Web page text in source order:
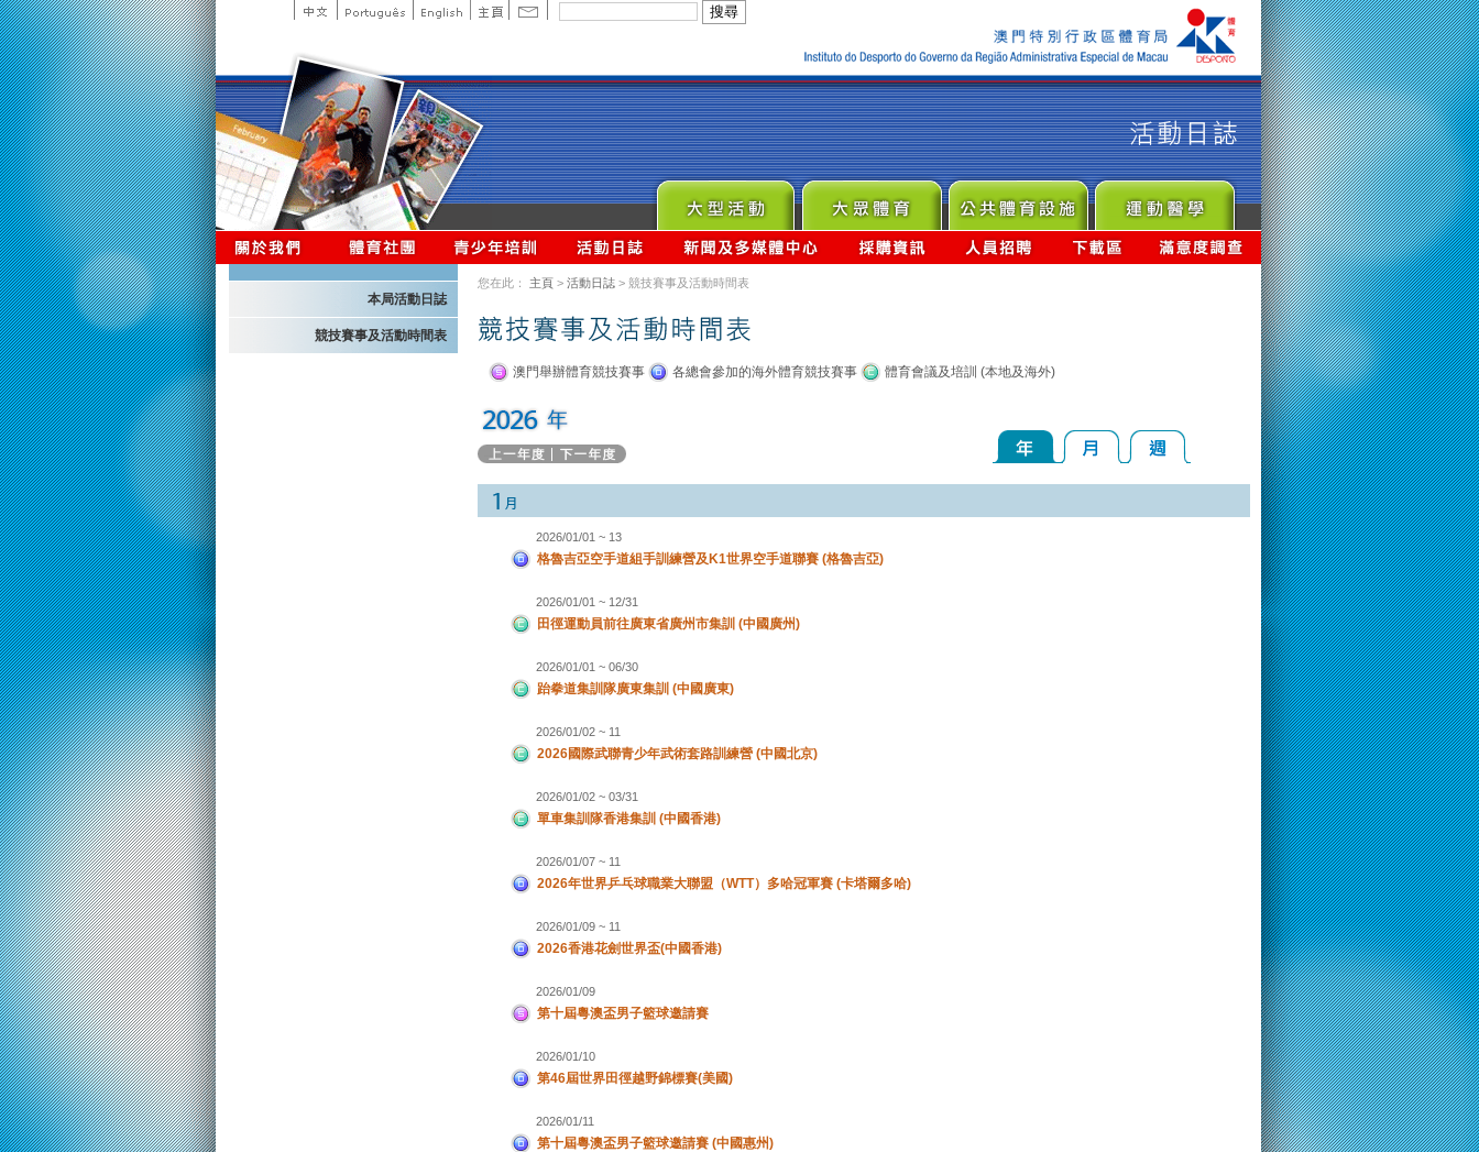
本局活動日誌
競技賽事及活動時間表
您在此： 主頁 > 活動日誌 > 競技賽事及活動時間表
澳門舉辦體育競技賽事 各總會參加的海外體育競技賽事 體育會議及培訓 (本地及海外)
2026/01/01 ~ 13
格魯吉亞空手道組手訓練營及K1世界空手道聯賽 (格魯吉亞)
2026/01/01 ~ 12/31
田徑運動員前往廣東省廣州市集訓 (中國廣州)
2026/01/01 ~ 06/30
跆拳道集訓隊廣東集訓 (中國廣東)
2026/01/02 ~ 11
2026國際武聯青少年武術套路訓練營 (中國北京)
2026/01/02 ~ 03/31
單車集訓隊香港集訓 (中國香港)
2026/01/07 ~ 11
2026年世界乒乓球職業大聯盟（WTT）多哈冠軍賽 (卡塔爾多哈)
2026/01/09 ~ 11
2026香港花劍世界盃(中國香港)
2026/01/09
第十屆粵澳盃男子籃球邀請賽
2026/01/10
第46屆世界田徑越野錦標賽(美國)
2026/01/11
第十屆粵澳盃男子籃球邀請賽 (中國惠州)